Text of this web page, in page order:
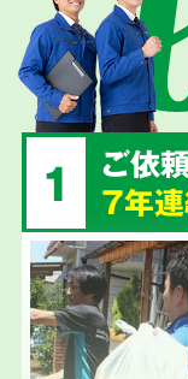
1
ご依
7年